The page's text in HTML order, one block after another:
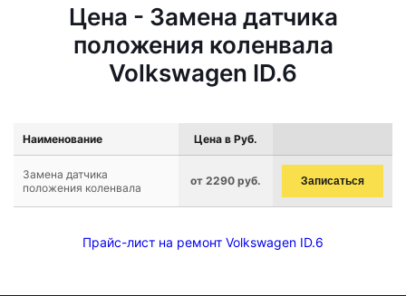
Цена - Замена датчика
положения коленвала
Volkswagen ID.6
Наименование Цена в Руб.
Замена датчика
положения коленвала
от 2290 руб. Записаться
Прайс-лист на ремонт Volkswagen ID.6